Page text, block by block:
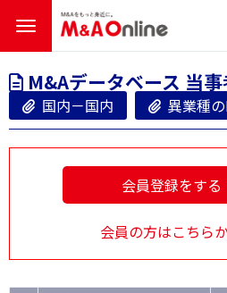
M&Aデータベース 当
国内－国内 異業種
会員登録をする
会員の方はこちら